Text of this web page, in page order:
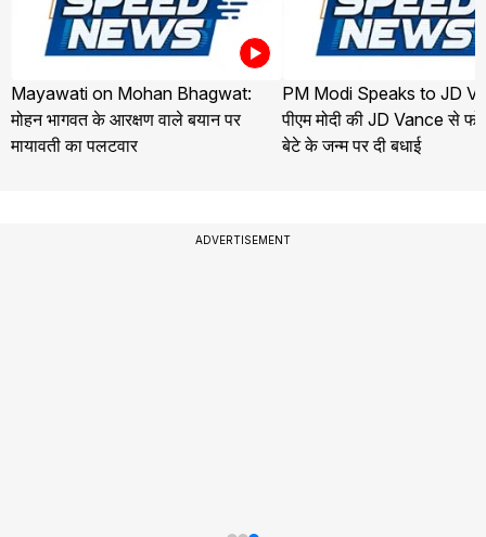
Mayawati on Mohan Bhagwat:
मोहन भागवत के आरक्षण वाले बयान पर
मायावती का पलटवार
PM Modi Speaks to JD
पीएम मोदी की JD Vance से
बेटे के जन्म पर दी बधाई
ADVERTISEMENT